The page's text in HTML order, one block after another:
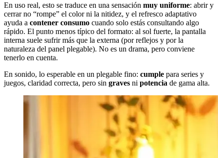
En uso real, esto se traduce en una sensación muy uniforme: abrir y
cerrar no “rompe” el color ni la nitidez, y el refresco adaptativo
ayuda a contener consumo cuando solo estás consultando algo
rápido. El punto menos típico del formato: al sol fuerte, la pantalla
interna suele sufrir más que la externa (por reflejos y por la
naturaleza del panel plegable). No es un drama, pero conviene
tenerlo en cuenta.
En sonido, lo esperable en un plegable fino: cumple para series y
juegos, claridad correcta, pero sin graves ni potencia de gama alta.